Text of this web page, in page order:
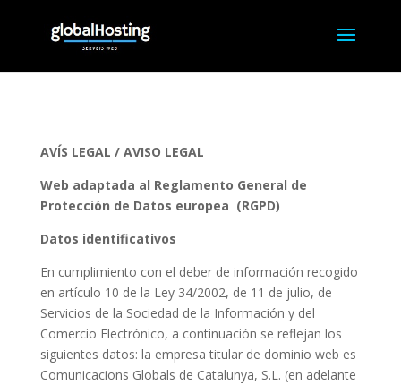
AVÍS LEGAL / AVISO LEGAL
Web adaptada al Reglamento General de
Protección de Datos europea (RGPD)
Datos identificativos
En cumplimiento con el deber de información recogido
en artículo 10 de la Ley 34/2002, de 11 de julio, de
Servicios de la Sociedad de la Información y del
Comercio Electrónico, a continuación se reflejan los
siguientes datos: la empresa titular de dominio web es
Comunicacions Globals de Catalunya, S.L. (en adelante